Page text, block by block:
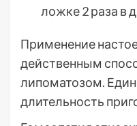
ложке 2 раза в
Применение
действенным
липоматозом.
длительность